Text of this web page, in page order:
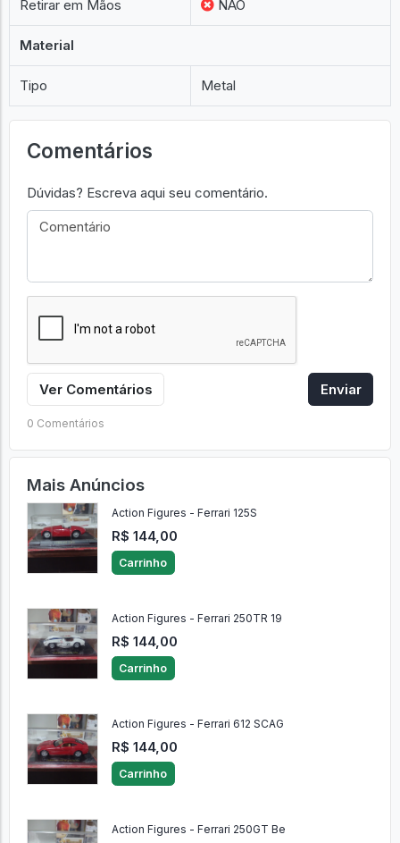
Retirar em Mãos NÃO
Material
Tipo Metal
Comentários
Dúvidas? Escreva aqui seu comentário.
Ver Comentários Enviar
0 Comentários
Mais Anúncios
Action Figures - Ferrari 125S
R$ 144,00
Carrinho
Action Figures - Ferrari 250TR 19
R$ 144,00
Carrinho
Action Figures - Ferrari 612 SCAG
R$ 144,00
Carrinho
Action Figures - Ferrari 250GT Be